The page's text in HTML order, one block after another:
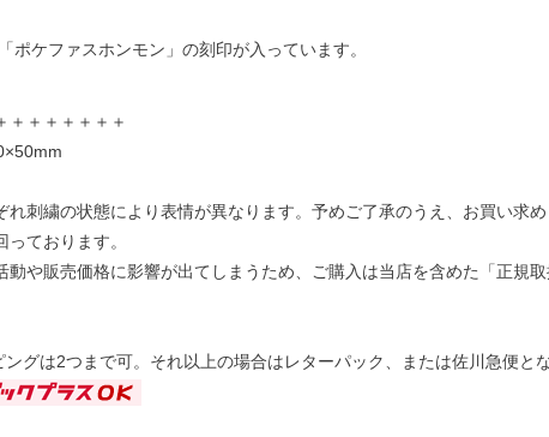
ポケファスホンモン」の刻印が入っています。
＋＋＋＋＋＋＋
刺繍の状態により表情が異なります。予めご了承のうえ、お買い求め
ております。
や販売価格に影響が出てしまうため、ご購入は当店を含めた「正規
グは2つまで可。それ以上の場合はレターパック、または佐川急便とな